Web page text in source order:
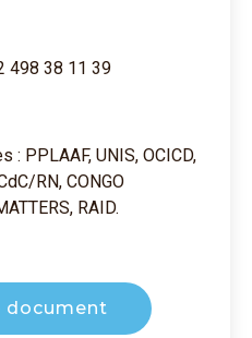
498 38 11 39
: PPLAAF, UNIS, OCICD,
RN, CONGO
RAID.
document